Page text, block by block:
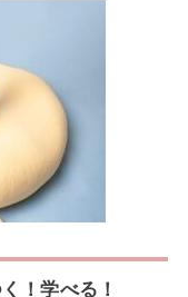
！学べる！